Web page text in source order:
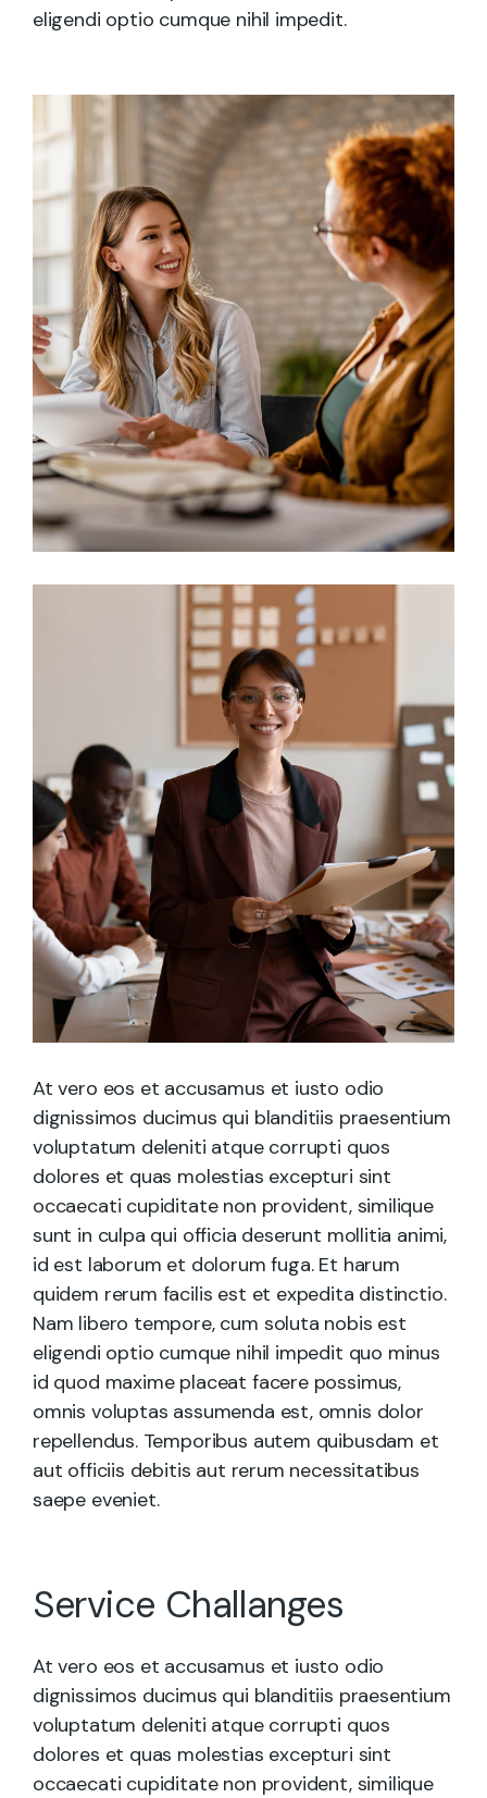
eligendi optio cumque nihil impedit.
At vero eos et accusamus et iusto odio
dignissimos ducimus qui blanditiis praesentium
voluptatum deleniti atque corrupti quos
dolores et quas molestias excepturi sint
occaecati cupiditate non provident, similique
sunt in culpa qui officia deserunt mollitia animi,
id est laborum et dolorum fuga. Et harum
quidem rerum facilis est et expedita distinctio.
Nam libero tempore, cum soluta nobis est
eligendi optio cumque nihil impedit quo minus
id quod maxime placeat facere possimus,
omnis voluptas assumenda est, omnis dolor
repellendus. Temporibus autem quibusdam et
aut officiis debitis aut rerum necessitatibus
saepe eveniet.
Service Challanges
At vero eos et accusamus et iusto odio
dignissimos ducimus qui blanditiis praesentium
voluptatum deleniti atque corrupti quos
dolores et quas molestias excepturi sint
occaecati cupiditate non provident, similique